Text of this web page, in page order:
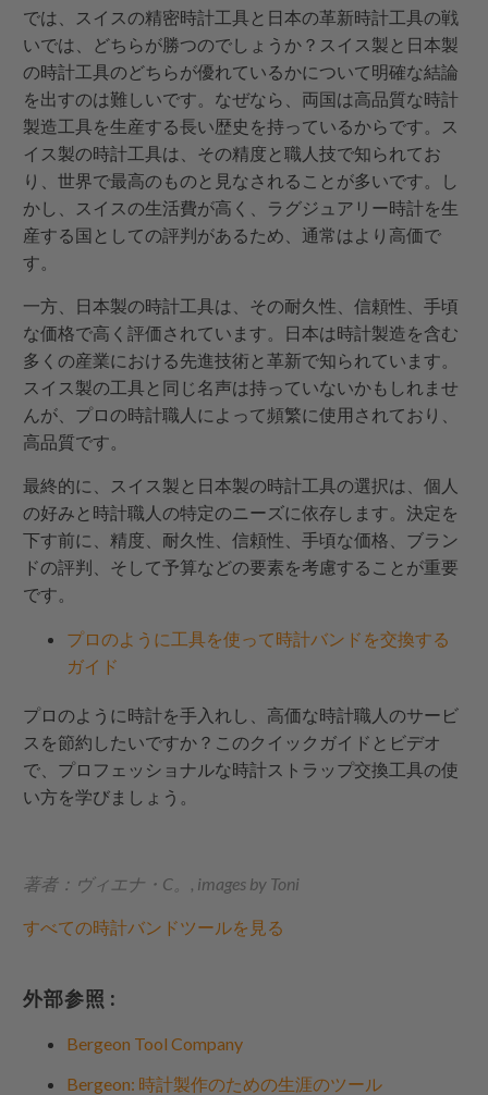
では、スイスの精密時計工具と日本の革新時計工具の戦
いでは、どちらが勝つのでしょうか？スイス製と日本製
の時計工具のどちらが優れているかについて明確な結論
を出すのは難しいです。なぜなら、両国は高品質な時計
製造工具を生産する長い歴史を持っているからです。ス
イス製の時計工具は、その精度と職人技で知られてお
り、世界で最高のものと見なされることが多いです。し
かし、スイスの生活費が高く、ラグジュアリー時計を生
産する国としての評判があるため、通常はより高価で
す。
一方、日本製の時計工具は、その耐久性、信頼性、手頃
な価格で高く評価されています。日本は時計製造を含む
多くの産業における先進技術と革新で知られています。
スイス製の工具と同じ名声は持っていないかもしれませ
んが、プロの時計職人によって頻繁に使用されており、
高品質です。
最終的に、スイス製と日本製の時計工具の選択は、個人
の好みと時計職人の特定のニーズに依存します。決定を
下す前に、精度、耐久性、信頼性、手頃な価格、ブラン
ドの評判、そして予算などの要素を考慮することが重要
です。
プロのように工具を使って時計バンドを交換する
ガイド
プロのように時計を手入れし、高価な時計職人のサービ
スを節約したいですか？このクイックガイドとビデオ
で、プロフェッショナルな時計ストラップ交換工具の使
い方を学びましょう。
著者：ヴィエナ・C。, images by Toni
すべての時計バンドツールを見る
外部参照 :
Bergeon Tool Company
Bergeon: 時計製作のための生涯のツール